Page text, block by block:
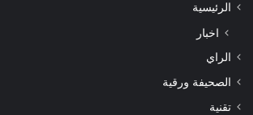
الرئيسية
اخبار
الراي
الصحيفة ورقية
تقنية